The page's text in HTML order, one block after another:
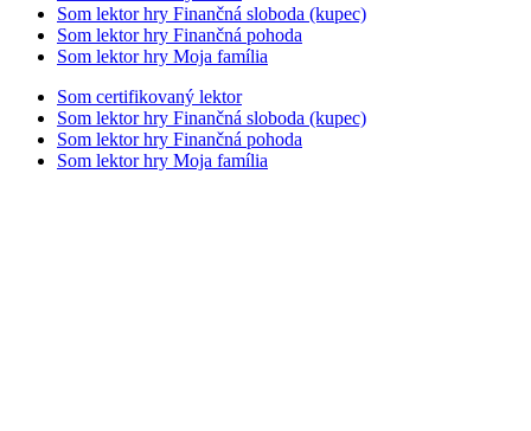
Som lektor hry Finančná sloboda (kupec)
Som lektor hry Finančná pohoda
Som lektor hry Moja família
Som certifikovaný lektor
Som lektor hry Finančná sloboda (kupec)
Som lektor hry Finančná pohoda
Som lektor hry Moja família